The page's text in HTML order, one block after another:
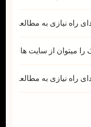
راه نیازی به مطالعه
را میتوان از سایت های
راه نیازی به مطالعه